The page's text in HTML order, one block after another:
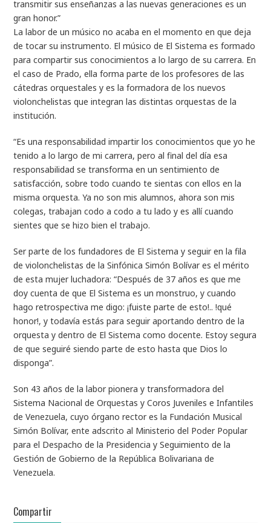
transmitir sus enseñanzas a las nuevas generaciones es un
gran honor.”
La labor de un músico no acaba en el momento en que deja
de tocar su instrumento. El músico de El Sistema es formado
para compartir sus conocimientos a lo largo de su carrera. En
el caso de Prado, ella forma parte de los profesores de las
cátedras orquestales y es la formadora de los nuevos
violonchelistas que integran las distintas orquestas de la
institución.
“Es una responsabilidad impartir los conocimientos que yo he
tenido a lo largo de mi carrera, pero al final del día esa
responsabilidad se transforma en un sentimiento de
satisfacción, sobre todo cuando te sientas con ellos en la
misma orquesta. Ya no son mis alumnos, ahora son mis
colegas, trabajan codo a codo a tu lado y es allí cuando
sientes que se hizo bien el trabajo.
Ser parte de los fundadores de El Sistema y seguir en la fila
de violonchelistas de la Sinfónica Simón Bolívar es el mérito
de esta mujer luchadora: “Después de 37 años es que me
doy cuenta de que El Sistema es un monstruo, y cuando
hago retrospectiva me digo: ¡fuiste parte de esto!.. !qué
honor!, y todavía estás para seguir aportando dentro de la
orquesta y dentro de El Sistema como docente. Estoy segura
de que seguiré siendo parte de esto hasta que Dios lo
disponga”.
Son 43 años de la labor pionera y transformadora del
Sistema Nacional de Orquestas y Coros Juveniles e Infantiles
de Venezuela, cuyo órgano rector es la Fundación Musical
Simón Bolívar, ente adscrito al Ministerio del Poder Popular
para el Despacho de la Presidencia y Seguimiento de la
Gestión de Gobierno de la República Bolivariana de
Venezuela.
Compartir